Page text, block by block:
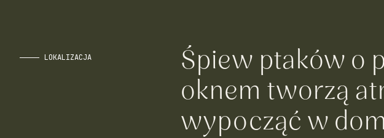
LOKALIZACJA
Śpiew ptaków o
oknem tworzą
wypocząć w